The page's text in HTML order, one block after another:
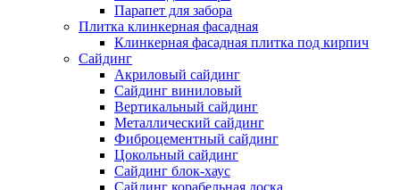
Парапет для забора
Плитка клинкерная фасадная
Клинкерная фасадная плитка под кирпич
Сайдинг
Акриловый сайдинг
Сайдинг виниловый
Вертикальный сайдинг
Металлический сайдинг
Фиброцементный сайдинг
Цокольный сайдинг
Сайдинг блок-хаус
Сайдинг корабельная доска